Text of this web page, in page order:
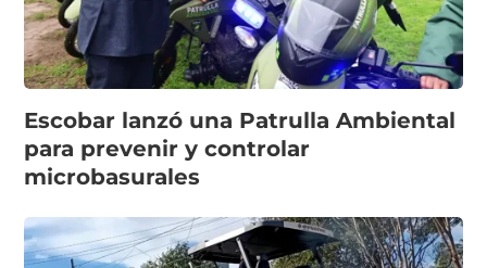
Escobar lanzó una Patrulla Ambiental
para prevenir y controlar
microbasurales